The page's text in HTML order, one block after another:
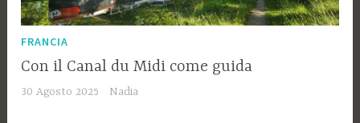
FRANCIA
Con il Canal du Midi come guida
30 Agosto 2025 Nadia